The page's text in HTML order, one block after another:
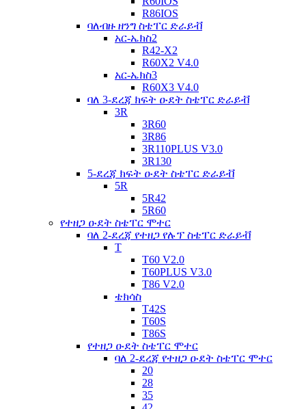
R86IOS
ባለብዙ ዘንግ ስቴፐር ድራይቭ
አር-ኤክስ2
R42-X2
R60X2 V4.0
አር-ኤክስ3
R60X3 V4.0
ባለ 3-ደረጃ ክፍት ዑደት ስቴፐር ድራይቭ
3R
3R60
3R86
3R110PLUS V3.0
3R130
5-ደረጃ ክፍት ዑደት ስቴፐር ድራይቭ
5R
5R42
5R60
የተዘጋ ዑደት ስቴፐር ሞተር
ባለ 2-ደረጃ የተዘጋ የሉፕ ስቴፐር ድራይቭ
T
T60 V2.0
T60PLUS V3.0
T86 V2.0
ቴክሳስ
T42S
T60S
T86S
የተዘጋ ዑደት ስቴፐር ሞተር
ባለ 2-ደረጃ የተዘጋ ዑደት ስቴፐር ሞተር
20
28
35